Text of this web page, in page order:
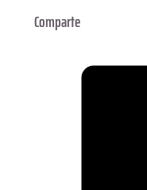
Comparte